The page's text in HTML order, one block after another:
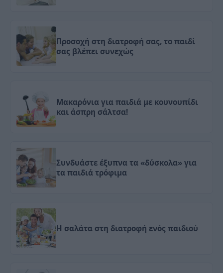
Προσοχή στη διατροφή σας, το παιδί
σας βλέπει συνεχώς
Μακαρόνια για παιδιά με κουνουπίδι
και άσπρη σάλτσα!
Συνδυάστε έξυπνα τα «δύσκολα» για
τα παιδιά τρόφιμα
Η σαλάτα στη διατροφή ενός παιδιού